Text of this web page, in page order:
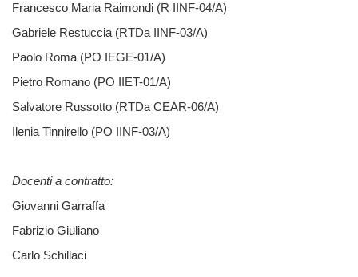
Francesco Maria Raimondi (R IINF-04/A)
Gabriele Restuccia (RTDa IINF-03/A)
Paolo Roma (PO IEGE-01/A)
Pietro Romano (PO IIET-01/A)
Salvatore Russotto (RTDa CEAR-06/A)
Ilenia Tinnirello (PO IINF-03/A)
Docenti a contratto:
Giovanni Garraffa
Fabrizio Giuliano
Carlo Schillaci